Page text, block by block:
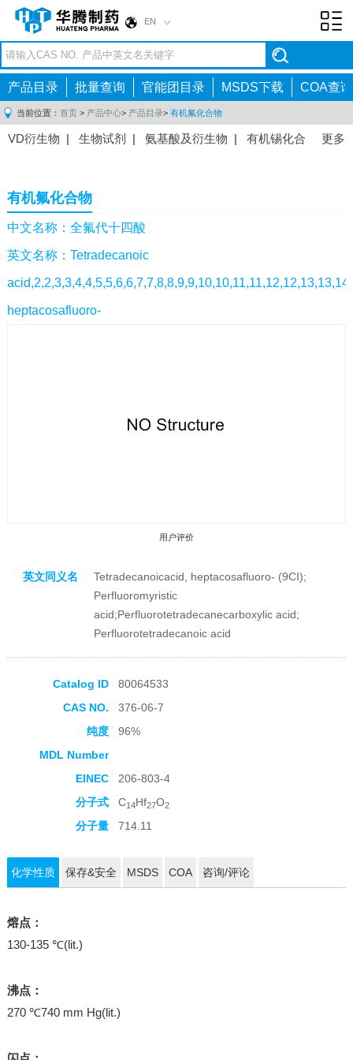
EN
产品目录 批量查询 官能团目录 MSDS下载 COA查询
当前位置： 首页 > 产品中心> 产品目录> 有机氟化合物
更多
VD衍生物 | 生物试剂 | 氨基酸及衍生物 | 有机锡化合
间体|抗高血压药物中间体
感染药物中间体|
体 |抗精神病药物中间体
药中间体|其他原料药中间体
有机氟化合物
中文名称：全氟代十四酸
英文名称：Tetradecanoic
heptacosafluoro-
用户评价
英文同义名
Tetradecanoicacid, heptacosafluoro- (9CI);
Perfluoromyristic
acid;Perfluorotetradecanecarboxylic acid;
Perfluorotetradecanoic acid
Catalog ID
80064533
CAS NO.
376-06-7
纯度
96%
MDL Number
EINEC
206-803-4
分子式
C14Hf27O2
分子量 714.11
化学性质 保存&安全 MSDS COA 咨询/评论
熔点：
130-135 ℃(lit.)
沸点：
270 ℃740 mm Hg(lit.)